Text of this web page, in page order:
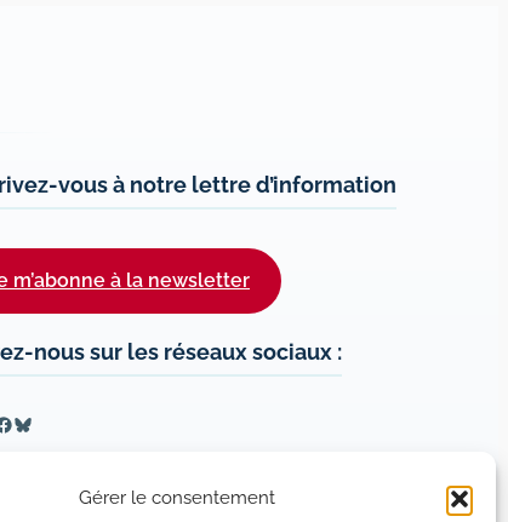
Gérer le consentement
vous à notre lettre d’information
m’abonne à la newsletter
nous sur les réseaux sociaux :
Bluesky